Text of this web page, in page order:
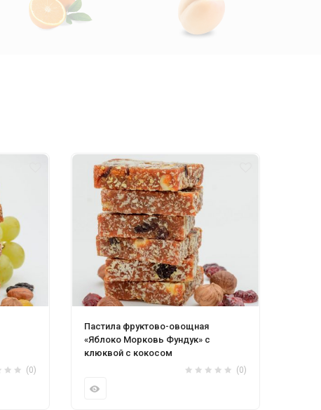
(0)
Пастила фруктово-овощная
«Яблоко Морковь Фундук» с
клюквой с кокосом
(0)